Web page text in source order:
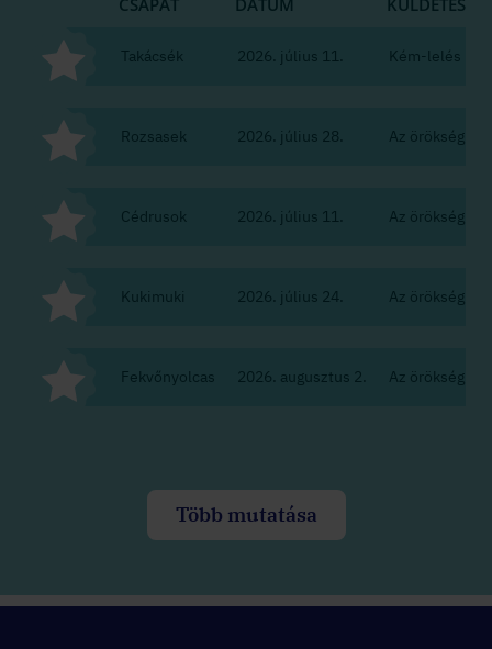
Takácsék 2026. július 11. Kém-lelés
Rozsasek 2026. július 28. Az örökség
Cédrusok 2026. július 11. Az örökség
Kukimuki 2026. július 24. Az örökség
Fekvőnyolcas 2026. augusztus 2. Az örökség
Több mutatása